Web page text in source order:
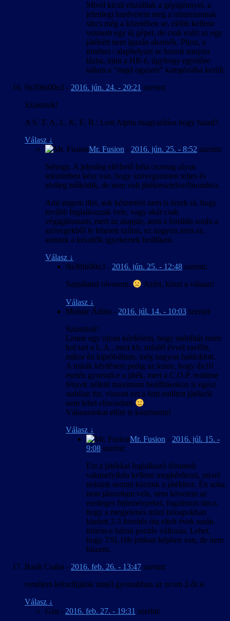
Mivel kicsit elszálltak a gépigénnyel, a
jelenlegi hardverem meg a minimumnak
sincs még a közelében se, előbb kellene
vennem egy új gépet, de csak ezért az egy
játékért nem igazán akarnék. Plusz, a
történet / alaphelyzet se hozott annyira
lázba, mint a HR-é, úgyhogy egyelőre
nálam a “majd egyszer” kategóriába került.
0n30fn00n3 - 2016. jún. 24. - 20:21 szerint:
Sziasztok!
A S. T. A. L. K. E. R.: Lost Alpha magyarítása hogy halad?
Válasz ↓
Mr. Fusion - 2016. jún. 25. - 8:52 szerint:
Sehogy. A jelenleg elérhető béta csomag olyan
tekintetben kész van, hogy szövegszinten teljes és
elvileg működik, de nem volt játéktesztelve/finomítva.
Ami engem illet, sok késztetést nem is érzek rá, hogy
tovább foglalkozzak vele, vagy akár csak
végigjátsszam, mert az alapján, amit a fordítás során a
szövegekből le lehetett szűrni, ez nagyon nem az,
aminek a készítők igyekeztek beállítani.
Válasz ↓
0n30fn00n3 - 2016. jún. 25. - 12:48 szerint:
Sajnálattal olvasom.
Azért, köszi a választ!
Válasz ↓
Molnár Ádám - 2016. júl. 14. - 10:03 szerint:
Sziasztok!
Lenne egy olyan kérdésem, hogy stabilitás terén
hol tart a L.A., mert kb. másfél évvel ezelőtt,
mikor én kipróbáltam, még nagyon haldoklott.
A másik kérdésem pedig az lenne, hogy dx10
esetén gyorsult-e a játék, mert a C.O.P. realtime
fények nélkül maximum beállításokon is egész
stabilan fut, viszont ezt a fent említett játékról
nem lehet elmondani
Válaszotokat előre is köszönöm!
Válasz ↓
Mr. Fusion - 2016. júl. 15. -
9:08 szerint:
Ezt a játékkal foglalkozó fórumok
valamelyikén kellene megkérdezni, mivel
nekünk semmi közünk a játékhoz. Én soha
nem játszottam vele, nem követem az
esetleges fejleményeket, fogalmam sincs,
hogy a megjelenés utáni hónapokban
kiadott 2-3 frissítés óta eltelt évek során
történt-e bármi pozitív változás. Lehet,
hogy TSL16b jobban képben van, de nem
hiszem.
Barát Csaba - 2016. feb. 26. - 13:47 szerint:
remélem lefordítjátok minél gyorsabban az xcom 2-őt is
Válasz ↓
Gza - 2016. feb. 27. - 19:31 szerint: